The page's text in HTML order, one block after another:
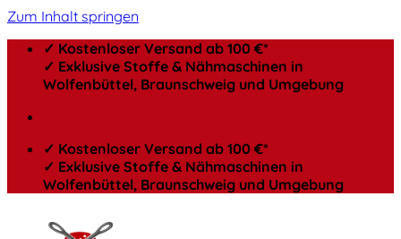
Zum Inhalt springen
✓ Kostenloser Versand ab 100 €*
✓ Exklusive Stoffe & Nähmaschinen in
Wolfenbüttel, Braunschweig und Umgebung
✓ Kostenloser Versand ab 100 €*
✓ Exklusive Stoffe & Nähmaschinen in
Wolfenbüttel, Braunschweig und Umgebung